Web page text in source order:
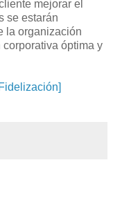
mejorar el
se estarán
la organización
óptima y